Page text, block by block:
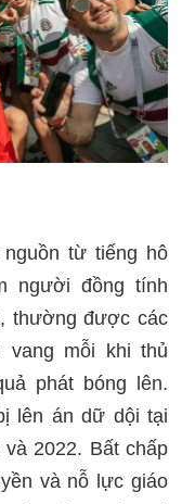
từ tiếng hô
người đồng tính
thường được các
vang mỗi khi thủ
phát bóng lên.
lên án dữ dội tại
2022. Bất chấp
và nỗ lực giáo